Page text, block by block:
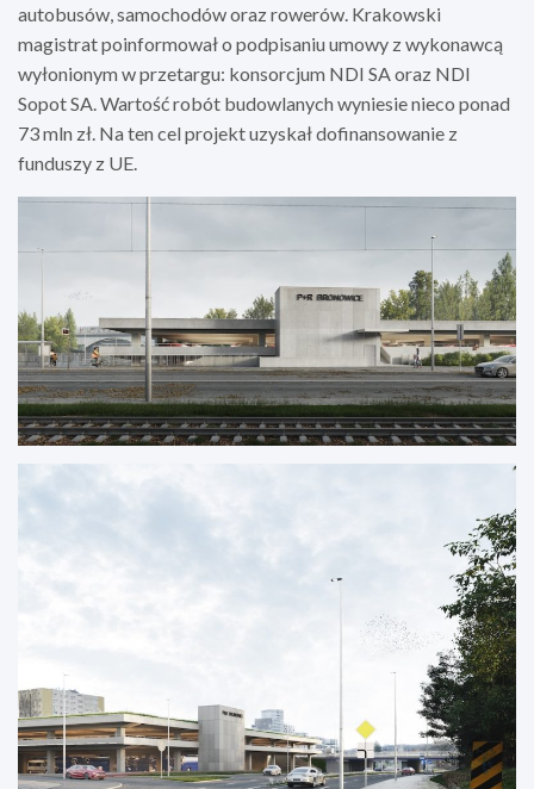
autobusów, samochodów oraz rowerów. Krakowski
magistrat poinformował o podpisaniu umowy z wykonawcą
wyłonionym w przetargu: konsorcjum NDI SA oraz NDI
Sopot SA. Wartość robót budowlanych wyniesie nieco ponad
73 mln zł. Na ten cel projekt uzyskał dofinansowanie z
funduszy z UE.